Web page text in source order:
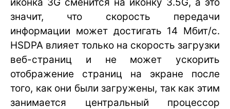
значит, что скорость передачи
информации может достигать 14 Мбит/с.
HSDPA влияет только на скорость загрузки
веб-страниц и не может ускорить
отображение страниц на экране после
того, как они были загружены, так как этим
занимается центральный процессор